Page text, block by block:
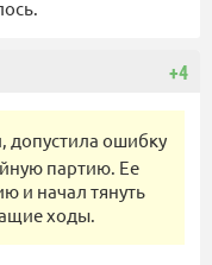
+4
допустила ошибку
партию. Ее
и начал тянуть
ходы.